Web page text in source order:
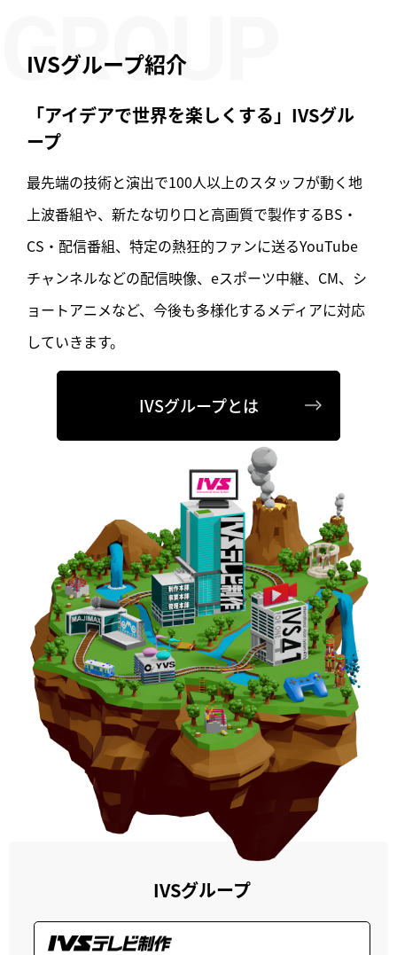
IVSグループ紹介
「アイデアで世界を楽しくする」IVSグル
ープ
最先端の技術と演出で100人以上のスタッフが動く地
上波番組や、 新たな切り口と高画質で製作するBS・
CS・配信番組、 特定の熱狂的ファンに送るYouTube
チャンネルなどの配信映像、 eスポーツ中継、CM、シ
ョートアニメなど、今後も多様化する メディアに対応
していきます。
IVSグループとは
IVSグループ